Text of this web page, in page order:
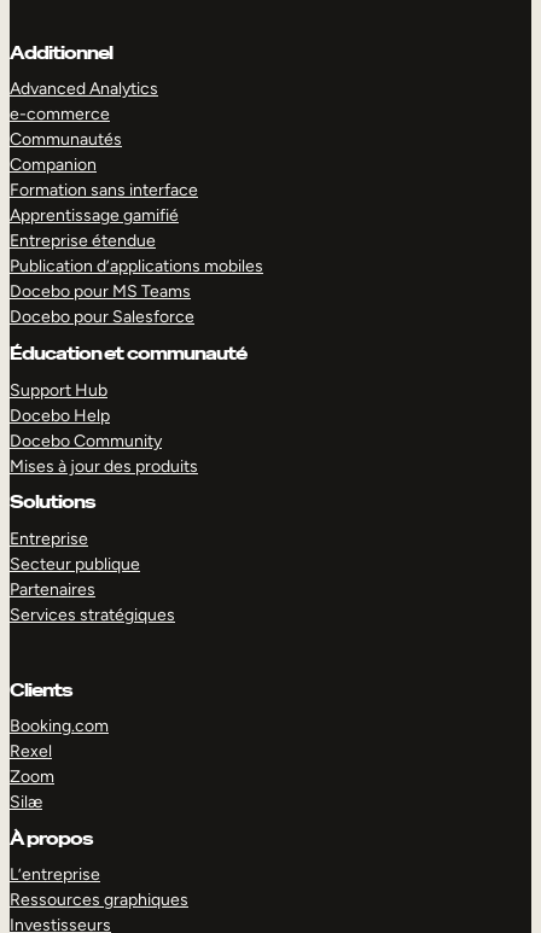
Additionnel
Advanced Analytics
e-commerce
Communautés
Companion
Formation sans interface
Apprentissage gamifié
Entreprise étendue
Publication d’applications mobiles
Docebo pour MS Teams
Docebo pour Salesforce
Éducation et communauté
Support Hub
Docebo Help
Docebo Community
Mises à jour des produits
Solutions
Entreprise
Secteur publique
Partenaires
Services stratégiques
Clients
Booking.com
Rexel
Zoom
Silæ
À propos
L’entreprise
Ressources graphiques
Investisseurs